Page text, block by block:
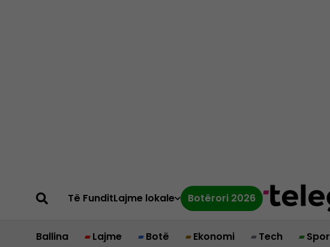
Të FunditLajme lokale Botërori 2026
Ballina Lajme Botë Ekonomi Tech